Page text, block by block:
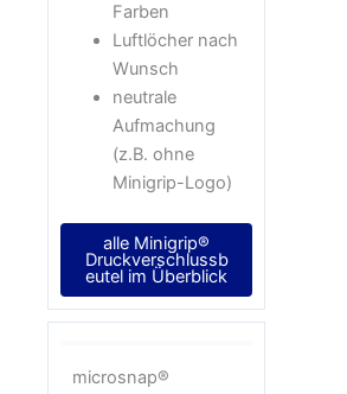
Farben
Luftlöcher nach
Wunsch
neutrale
Aufmachung
(z.B. ohne
Minigrip-Logo)
alle Minigrip®
Druckverschlussb
eutel im Überblick
microsnap®